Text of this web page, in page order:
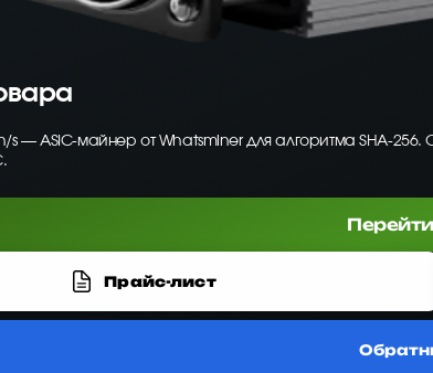
s — ASIC-майнер от Whatsminer для алгоритма SHA-
Прайс-лист